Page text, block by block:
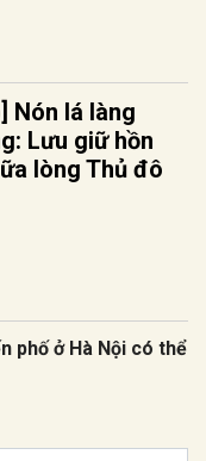
Nón lá làng
Lưu giữ hồn
lòng Thủ đô
phố ở Hà Nội có thể